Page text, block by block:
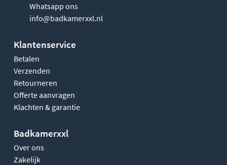
Whatsapp ons
info@badkamerxxl.nl
Klantenservice
Betalen
Verzenden
Retourneren
Offerte aanvragen
Klachten & garantie
Badkamerxxl
Over ons
Zakelijk